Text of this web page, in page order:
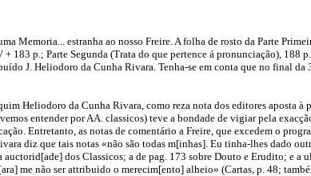
Memoria... estranha ao nosso Freire. A folha de rosto da Parte
p.; Parte Segunda (Trata do que pertence á pronunciação), 188
J. Heliodoro da Cunha Rivara. Tenha-se em conta que no final da
Heliodoro da Cunha Rivara, como reza nota dos editores aposta
entender por AA. classicos) teve a bondade de vigiar pela
Entretanto, as notas de comentário a Freire, que excedem o
diz que tais notas «não são todas m[inhas]. Eu tinha-lhes dado
dos Classicos; a de pag. 173 sobre Douto e Erudito; e a
me não ser attribuido o merecim[ento] alheio» (Cartas, p. 48;